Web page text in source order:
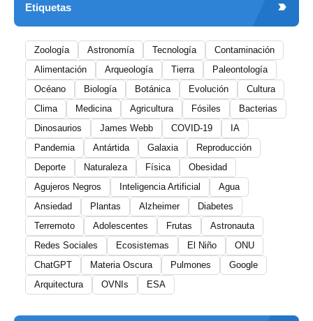
Etiquetas
Zoología Astronomía Tecnología
Contaminación
Alimentación
Arqueología Tierra
Paleontología
Océano
Biología Botánica Evolución
Cultura
Clima
Medicina Agricultura Fósiles
Bacterias
Dinosaurios
James Webb COVID-19
IA
Pandemia
Antártida Galaxia
Reproducción
Deporte
Naturaleza Física
Obesidad
Agujeros Negros
Inteligencia Artificial
Agua
Ansiedad
Plantas Alzheimer
Diabetes
Terremoto
Adolescentes Frutas
Astronauta
Redes Sociales
Ecosistemas El Niño
ONU
ChatGPT
Materia Oscura Pulmones
Google
Arquitectura
OVNIs ESA